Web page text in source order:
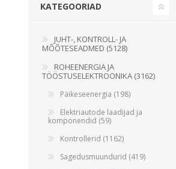
Juhtimisahelate nupud ( ava 8, 16
Pooljuhtreleed
Toiteplokid AC/DC, DC/DC
Vaata kõiki
KAABLID
KATEGOORIAD
JUHT-, KONTROLL- JA
MÕÕTESEADMED (5128)
ROHEENERGIA JA
TÖÖSTUSELEKTROONIKA (3162)
Päikeseenergia (198)
Elektriautode laadijad ja
komponendid (59)
Kontrollerid (1162)
Sagedusmuundurid (419)